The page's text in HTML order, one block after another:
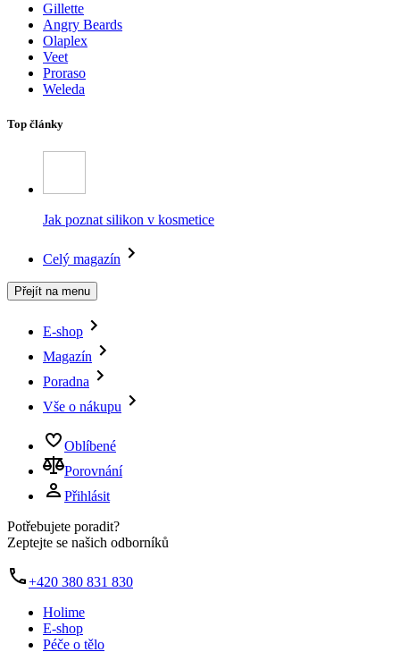
Gillette
Angry Beards
Olaplex
Veet
Proraso
Weleda
Top články
Jak poznat silikon v kosmetice
Celý magazín
Přejít na menu
E-shop
Magazín
Poradna
Vše o nákupu
Oblíbené
Porovnání
Přihlásit
Potřebujete poradit?
Zeptejte se našich odborníků
+420 380 831 830
Holime
E-shop
Péče o tělo